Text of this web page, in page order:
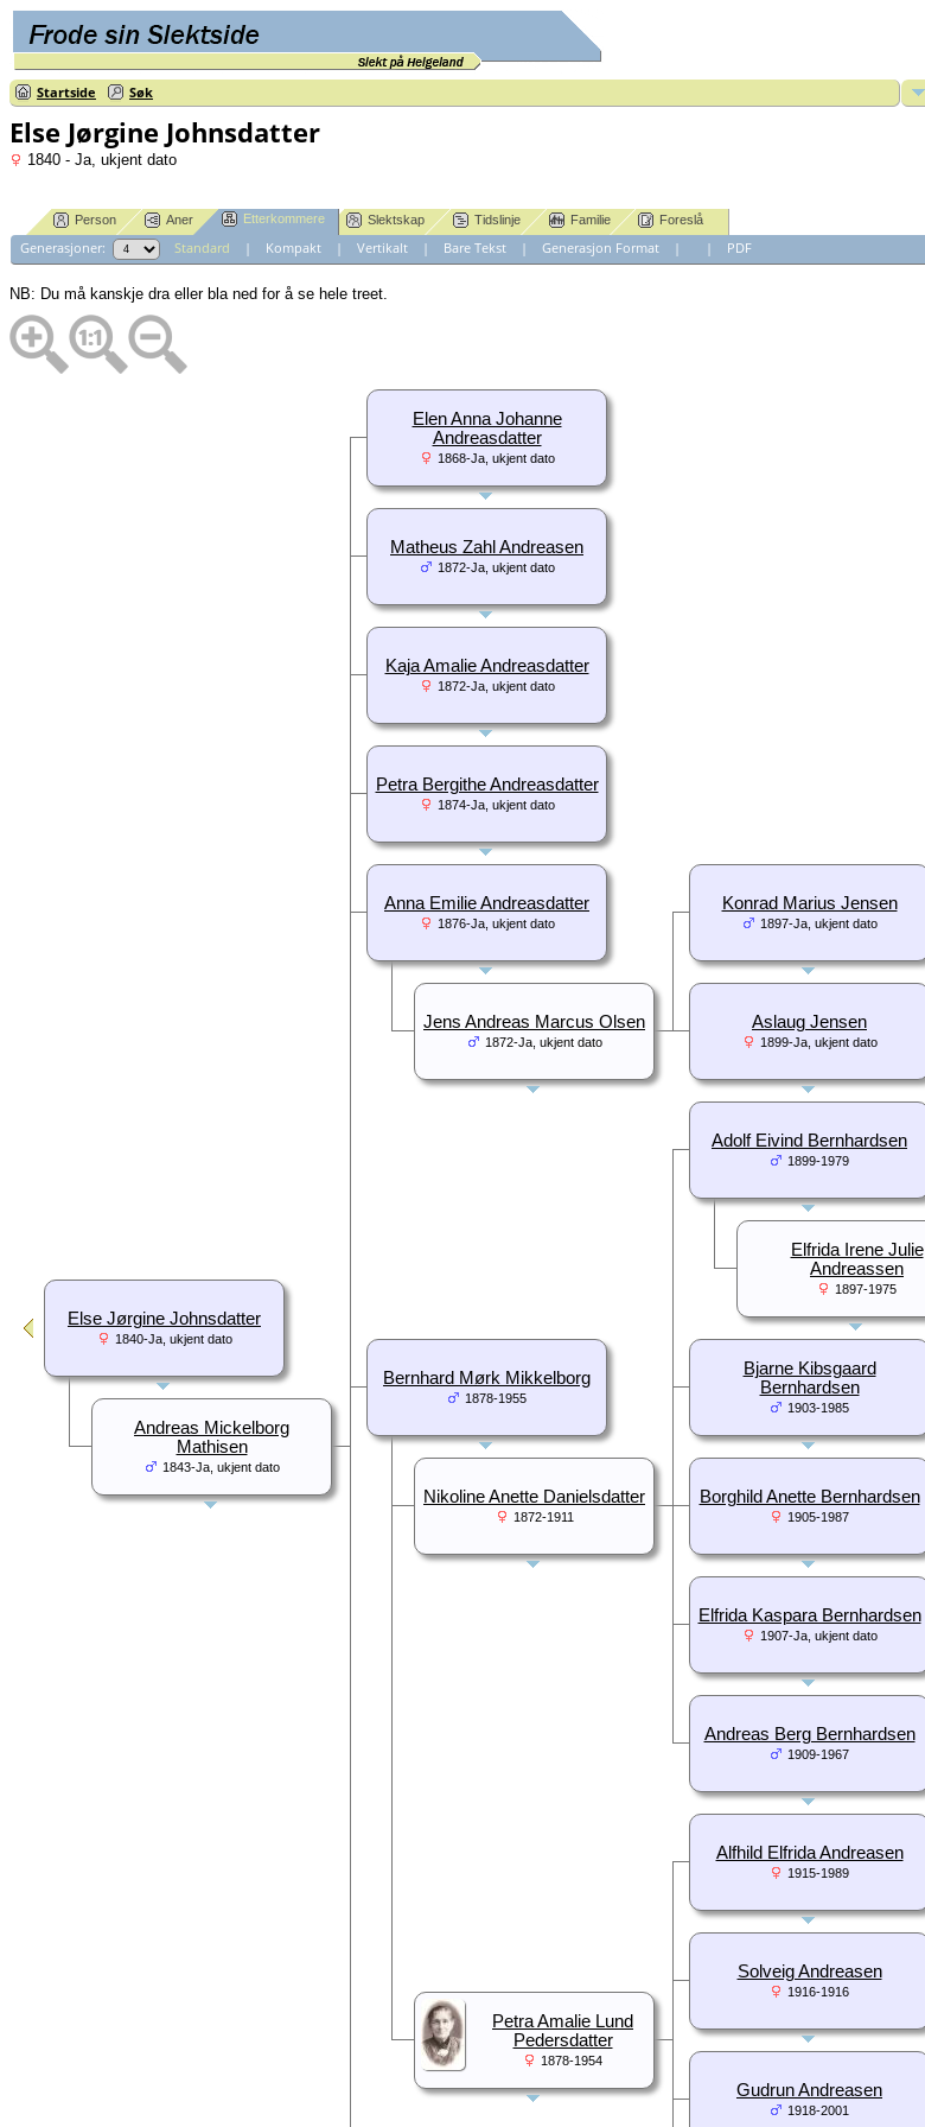
Startside Søk
Else Jørgine Johnsdatter
1840 - Ja, ukjent dato
Person Aner Etterkommere Slektskap Tidslinje Familie Foreslå
Generasjoner: Standard | Kompakt| Vertikalt| Bare Tekst| Generasjon Format| | PDF
NB: Du må kanskje dra eller bla ned for å se hele treet.
Elen Anna Johanne
Andreasdatter
1868-Ja, ukjent dato
Matheus Zahl Andreasen
1872-Ja, ukjent dato
Kaja Amalie Andreasdatter
1872-Ja, ukjent dato
Petra Bergithe Andreasdatter
1874-Ja, ukjent dato
Konrad Marius Jensen
1897-Ja, ukjent dato
Aslaug Jensen
1899-Ja, ukjent dato
Anna Emilie Andreasdatter
1876-Ja, ukjent dato
Jens Andreas Marcus Olsen
1872-Ja, ukjent dato
Adolf Eivind Bernhardsen
1899-1979
Elfrida Irene Julie
Andreassen
1897-1975
Bjarne Kibsgaard
Bernhardsen
1903-1985
Borghild Anette Bernhardsen
1905-1987
Elfrida Kaspara Bernhardsen
1907-Ja, ukjent dato
Andreas Berg Bernhardsen
1909-1967
Bernhard Mørk Mikkelborg
1878-1955
Nikoline Anette Danielsdatter
1872-1911
Alfhild Elfrida Andreasen
1915-1989
Solveig Andreasen
1916-1916
Gudrun Andreasen
1918-2001
Petra Amalie Lund
Pedersdatter
1878-1954
Else Jørgine Johnsdatter
1840-Ja, ukjent dato
Andreas Mickelborg
Mathisen
1843-Ja, ukjent dato